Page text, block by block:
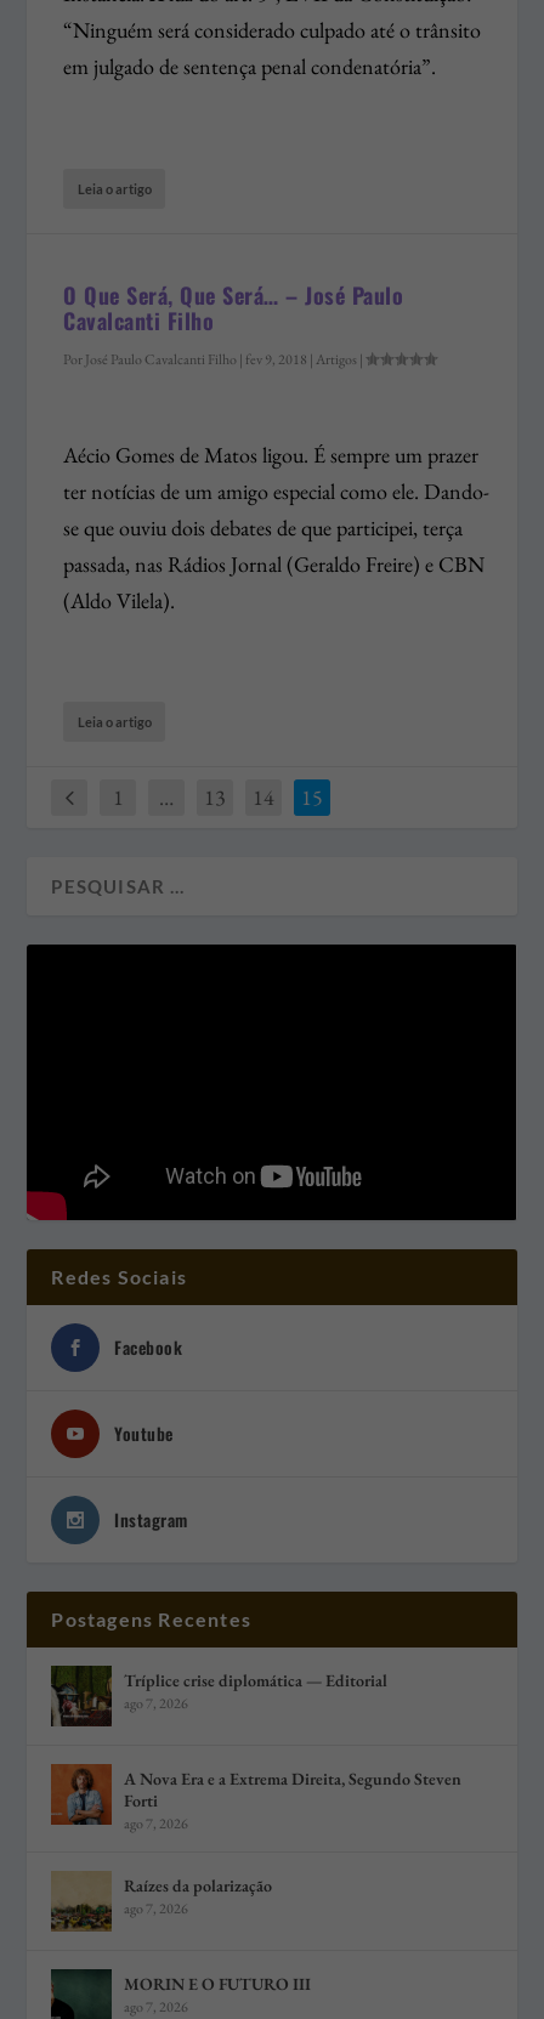
“Ninguém será considerado culpado até o trânsito
em julgado de sentença penal condenatória”.
Leia o artigo
O Que Será, Que Será… – José Paulo
Cavalcanti Filho
PorJosé Paulo Cavalcanti Filho| fev 9, 2018 | Artigos |
Aécio Gomes de Matos ligou. É sempre um prazer
ter notícias de um amigo especial como ele. Dando-
se que ouviu dois debates de que participei, terça
passada, nas Rádios Jornal (Geraldo Freire) e CBN
(Aldo Vilela).
Leia o artigo
1 … 13 14 15
Redes Sociais
Facebook
Youtube
Instagram
Postagens Recentes
Tríplice crise diplomática — Editorial
ago 7, 2026
A Nova Era e a Extrema Direita, Segundo Steven
Forti
ago 7, 2026
Raízes da polarização
ago 7, 2026
MORIN E O FUTURO III
ago 7, 2026